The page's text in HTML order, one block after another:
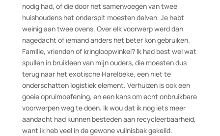
nodig had, of die door het samenvoegen van twee
huishoudens het onderspit moesten delven. Je hebt
weinig aan twee ovens. Over elk voorwerp werd dan
nagedacht of iemand anders het beter kon gebruiken.
Familie, vrienden of kringloopwinkel? Ik had best wel wat
spullen in bruikleen van mijn ouders, die moesten dus
terug naar het exotische Harelbeke, een niet te
onderschatten logistiek element. Verhuizen is ook een
goeie opruimoefening, en een kans om echt onbruikbare
voorwerpen weg te doen. Ik wou dat ik nog iets meer
aandacht had kunnen besteden aan recycleerbaarheid,
want ik heb veel in de gewone vuilnisbak gekeild.